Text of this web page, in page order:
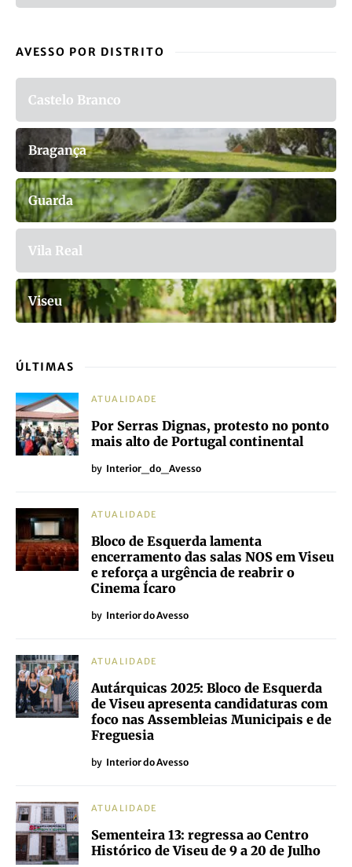
AVESSO POR DISTRITO
Castelo Branco
Bragança
Guarda
Vila Real
Viseu
ÚLTIMAS
ATUALIDADE
Por Serras Dignas, protesto no ponto
mais alto de Portugal continental
by Interior_do_Avesso
ATUALIDADE
Bloco de Esquerda lamenta
encerramento das salas NOS em Viseu
e reforça a urgência de reabrir o
Cinema Ícaro
by Interior do Avesso
ATUALIDADE
Autárquicas 2025: Bloco de Esquerda
de Viseu apresenta candidaturas com
foco nas Assembleias Municipais e de
Freguesia
by Interior do Avesso
ATUALIDADE
Sementeira 13: regressa ao Centro
Histórico de Viseu de 9 a 20 de Julho